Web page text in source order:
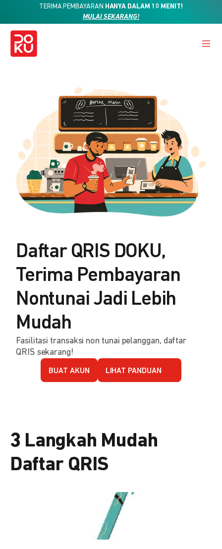
TERIMA PEMBAYARAN HANYA DALAM 10 MENIT!
MULAI SEKARANG!
Daftar QRIS DOKU,
Terima Pembayaran
Nontunai Jadi Lebih
Mudah
Fasilitasi transaksi non tunai pelanggan, daftar
QRIS sekarang!
BUAT AKUN LIHAT PANDUAN
3 Langkah Mudah
Daftar QRIS